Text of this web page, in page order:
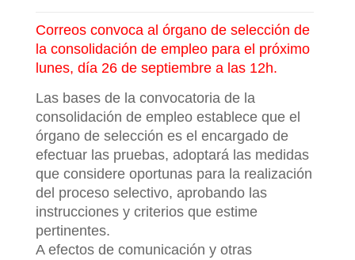
Correos convoca al órgano de selección de
la consolidación de empleo para el próximo
lunes, día 26 de septiembre a las 12h.
Las bases de la convocatoria de la
consolidación de empleo establece que el
órgano de selección es el encargado de
efectuar las pruebas, adoptará las medidas
que considere oportunas para la realización
del proceso selectivo, aprobando las
instrucciones y criterios que estime
pertinentes.
A efectos de comunicación y otras